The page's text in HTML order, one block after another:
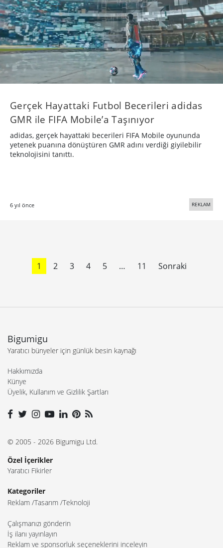
Gerçek Hayattaki Futbol Becerileri adidas
GMR ile FIFA Mobile’a Taşınıyor
adidas, gerçek hayattaki becerileri FIFA Mobile oyununda
yetenek puanına dönüştüren GMR adını verdiği giyilebilir
teknolojisini tanıttı.
6 yıl önce REKLAM
1 2 3 4 5 … 11 Sonraki
Bigumigu
Yaratıcı bünyeler için günlük besin kaynağı
Hakkımızda
Künye
Üyelik, Kullanım ve Gizlilik Şartları
© 2005 - 2026 Bigumigu Ltd.
Özel İçerikler
Yaratıcı Fikirler
Kategoriler
Reklam Tasarım Teknoloji
Çalışmanızı gönderin
İş ilanı yayınlayın
Reklam ve sponsorluk seçeneklerini inceleyin